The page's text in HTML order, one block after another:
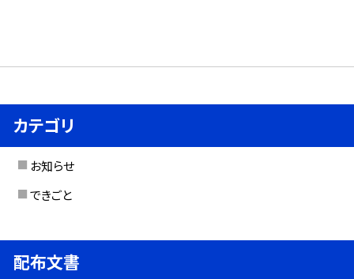
カテゴリ
お知らせ
できごと
配布文書